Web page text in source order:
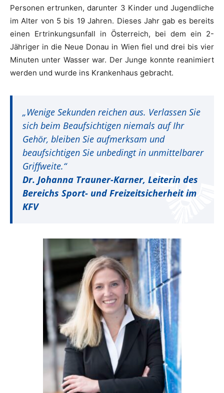
Personen ertrunken, darunter 3 Kinder und Jugendliche
im Alter von 5 bis 19 Jahren. Dieses Jahr gab es bereits
einen Ertrinkungsunfall in Österreich, bei dem ein 2-
Jähriger in die Neue Donau in Wien fiel und drei bis vier
Minuten unter Wasser war. Der Junge konnte reanimiert
werden und wurde ins Krankenhaus gebracht.
„Wenige Sekunden reichen aus. Verlassen Sie
sich beim Beaufsichtigen niemals auf Ihr
Gehör, bleiben Sie aufmerksam und
beaufsichtigen Sie unbedingt in unmittelbarer
Griffweite.“
Dr. Johanna Trauner-Karner, Leiterin des
Bereichs Sport- und Freizeitsicherheit im
KFV